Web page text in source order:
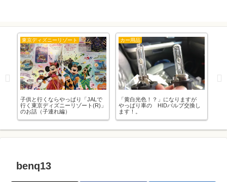
東京ディズニーリゾート
子供と行くならやっぱり「JALで
行く東京ディズニーリゾート(R)」
のお話（子連れ編）
カー用品
「黄白光色！？」になりますが
やっぱり車の HIDバルブ交換し
ます！。
benq13